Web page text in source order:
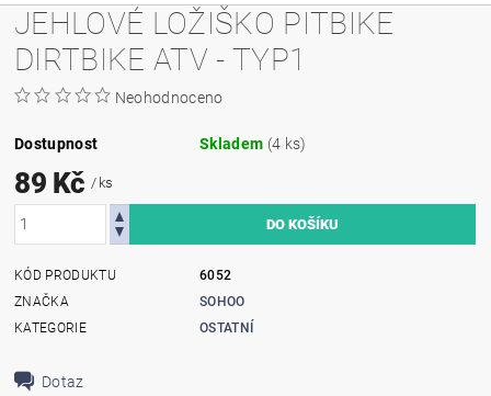
JEHLOVÉ LOŽIŠKO PITBIKE
DIRTBIKE ATV - TYP1
Neohodnoceno
Dostupnost Skladem (4 ks)
89 Kč/ ks
KÓD PRODUKTU
6052
ZNAČKA
SOHOO
KATEGORIE
OSTATNÍ
Dotaz